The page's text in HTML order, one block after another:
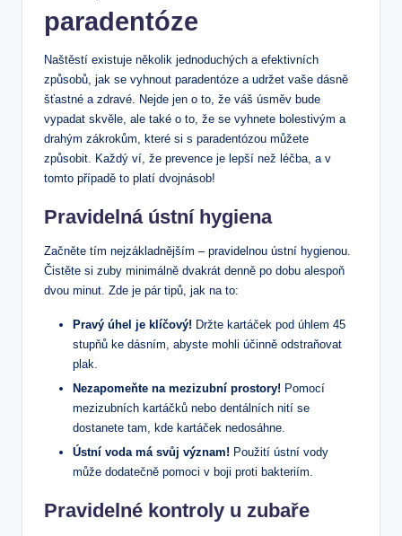
paradentóze
Naštěstí existuje několik jednoduchých a efektivních
způsobů, jak se vyhnout paradentóze a udržet vaše dásně
šťastné a zdravé. Nejde jen o to, že váš úsměv bude
vypadat skvěle, ale také o to, že se vyhnete bolestivým a
drahým zákrokům, které si s paradentózou můžete
způsobit. Každý ví, že prevence je lepší než léčba, a v
tomto případě to platí dvojnásob!
Pravidelná ústní hygiena
Začněte tím nejzákladnějším – pravidelnou ústní hygienou.
Čistěte si zuby minimálně dvakrát denně po dobu alespoň
dvou minut. Zde je pár tipů, jak na to:
Pravý úhel je klíčový! Držte kartáček pod úhlem 45
stupňů ke dásním, abyste mohli účinně odstraňovat
plak.
Nezapomeňte na mezizubní prostory! Pomocí
mezizubních kartáčků nebo dentálních nití se
dostanete tam, kde kartáček nedosáhne.
Ústní voda má svůj význam! Použití ústní vody
může dodatečně pomoci v boji proti bakteriím.
Pravidelné kontroly u zubaře